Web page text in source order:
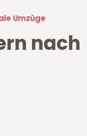
Umzüge
nach